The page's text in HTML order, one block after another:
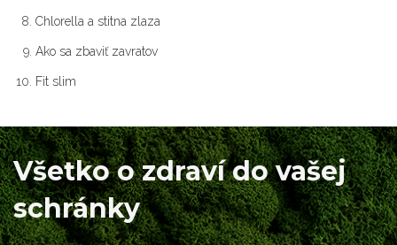
Chlorella a stitna zlaza
Ako sa zbaviť zavratov
Fit slim
Všetko o zdraví do vašej
schránky